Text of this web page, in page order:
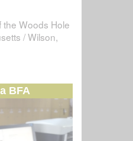
Woods Hole
/ Wilson,
BFA